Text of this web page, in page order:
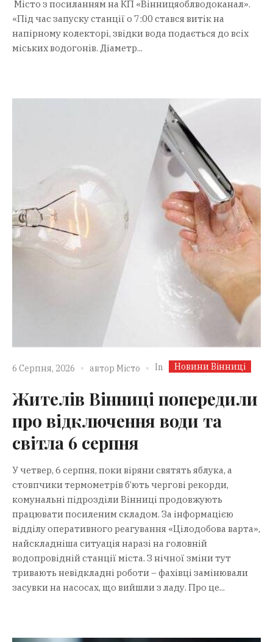
Місто з посиланням на КП «Вінницяоблводоканал».
«Під час запуску станції о 7:00 стався витік на
напірному колекторі, звідки вода подається до всіх
міських водогонів. Діаметр...
6 Серпня, 2026 автор Місто In Новини Вінниці
Жителів Вінниці попередили
про відключення води та
світла 6 серпня
У четвер, 6 серпня, поки віряни святять яблука, а
стовпчики термометрів б’ють чергові рекорди,
комунальні підрозділи Вінниці продовжують
працювати посиленим складом. За інформацією
відділу оперативного реагування «Цілодобова варта»,
найскладніша ситуація наразі на головній
водопровідній станції міста. З нічної зміни тут
тривають невідкладні роботи – фахівці замінювали
засувки на насосах, що вийшли з ладу. Про це...